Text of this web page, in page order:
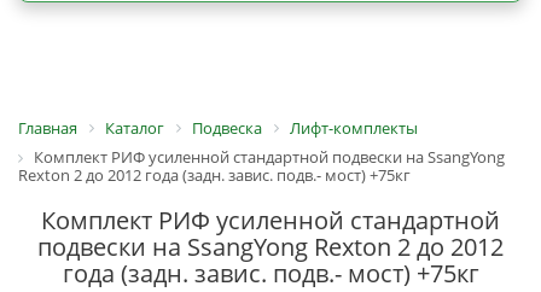
Главная Каталог Подвеска
Лифт-комплекты
Комплект РИФ усиленной стандартной подвески на SsangYong
Rexton 2 до 2012 года (задн. завис. подв.- мост) +75кг
Комплект РИФ усиленной стандартной
подвески на SsangYong Rexton 2 до 2012
года (задн. завис. подв.- мост) +75кг